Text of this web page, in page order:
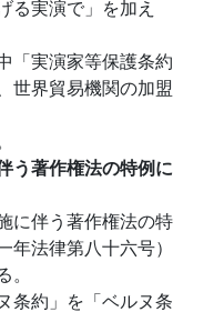
る実演で」を加え
「実演家等保護条約
世界貿易機関の加盟
う著作権法の特例に
に伴う著作権法の特
法律第八十六号）
条約」を「ベルヌ条